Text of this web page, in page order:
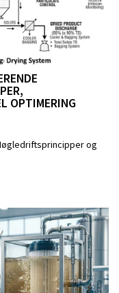
OPTIMERING
og